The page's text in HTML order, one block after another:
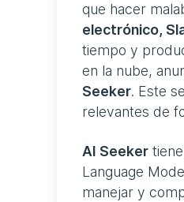
que hacer
electrónico,
tiempo y
en la nube,
Seeker. Este
relevantes de
AI Seeker
Language
manejar y